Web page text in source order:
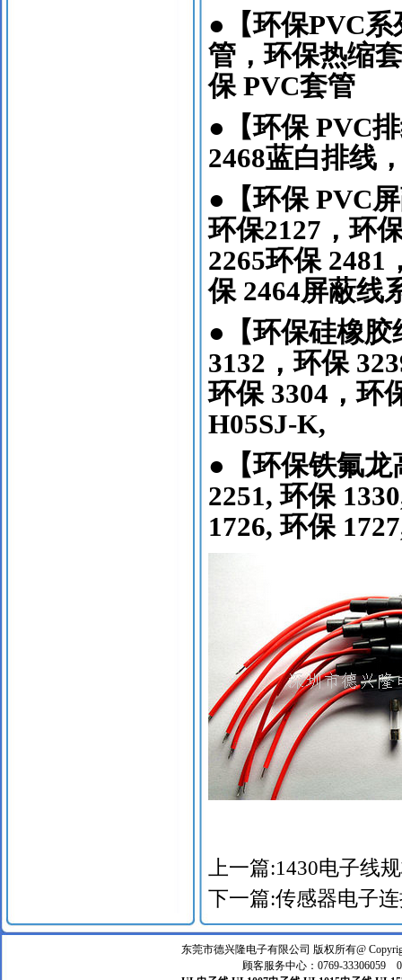
● 【环保PVC系
管，环保热缩
保PVC套管
● 【环保PVC
2468蓝白排线
● 【环保PVC
环保2127 ，环
2265环保2481
保2464屏蔽线
● 【环保硅橡
3132 ，环保
环保3304 ，环
H05SJ-K,
● 【环保铁氟
2251,环保
1726,环保
上一篇:1430电子线
下一篇:传感器电子
东莞市德兴隆电子有限公司 版权所有@
顾客服务中心：0769-33306059